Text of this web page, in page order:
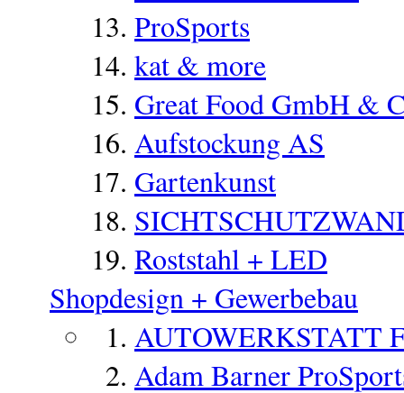
ProSports
kat & more
Great Food GmbH &
Aufstockung AS
Gartenkunst
Roststahl + LED
Shopdesign + Gewerbebau
AUTOWERKSTATT
Adam Barner